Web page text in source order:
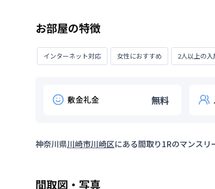
お部屋の特徴
インターネット対応 女性におすすめ 2人以上の入
敷金礼金 無料
神奈川県川崎市川崎区にある間取り1Rのマンスリ
間取図・写真